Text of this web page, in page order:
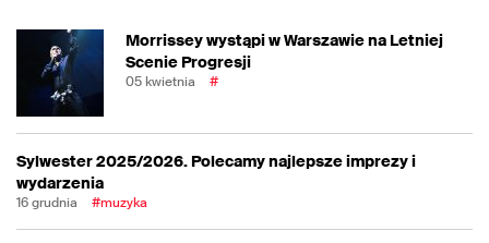
Morrissey wystąpi w Warszawie na Letniej
Scenie Progresji
05 kwietnia #
Sylwester 2025/2026. Polecamy najlepsze imprezy i
wydarzenia
16 grudnia #muzyka